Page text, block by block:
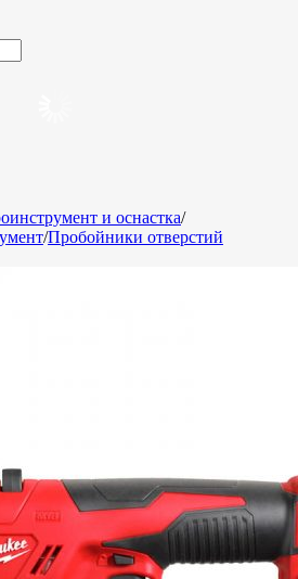
и оснастка/
/Пробойники отверстий